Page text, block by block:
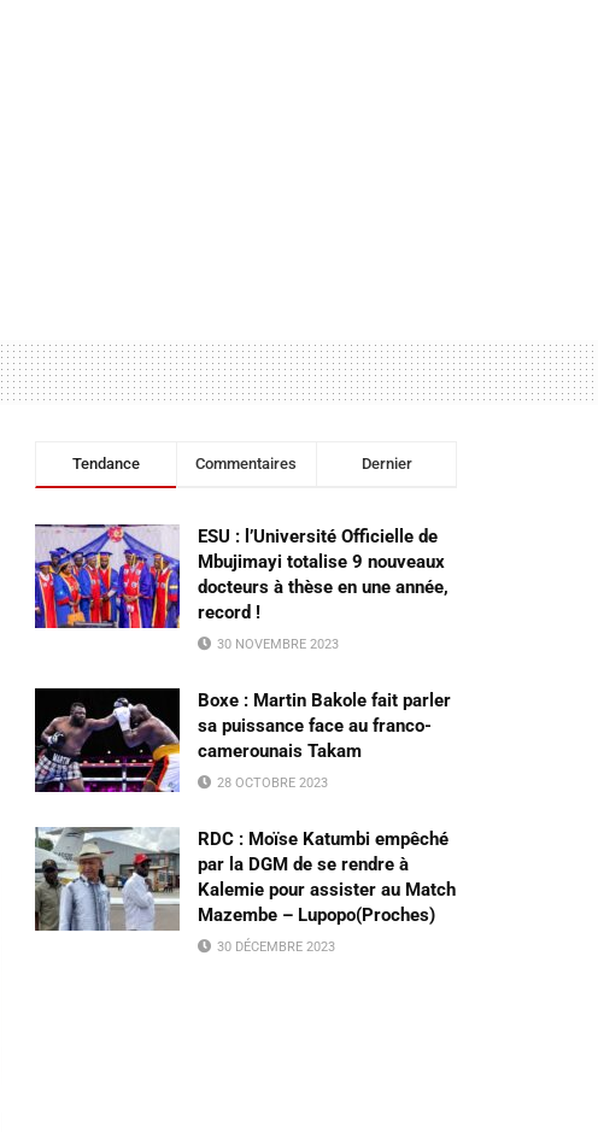
Tendance Commentaires Dernier
ESU : l’Université Officielle de
Mbujimayi totalise 9 nouveaux
docteurs à thèse en une année,
record !
30 NOVEMBRE 2023
Boxe : Martin Bakole fait parler
sa puissance face au franco-
camerounais Takam
28 OCTOBRE 2023
RDC : Moïse Katumbi empêché
par la DGM de se rendre à
Kalemie pour assister au Match
Mazembe – Lupopo(Proches)
30 DÉCEMBRE 2023